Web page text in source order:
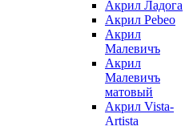
Акрил Ладога
Акрил Pebeo
Акрил
Малевичъ
Акрил
Малевичъ
матовый
Акрил Vista-
Artista